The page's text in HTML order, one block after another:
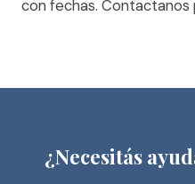
con fechas. Contactanos
¿Necesitás